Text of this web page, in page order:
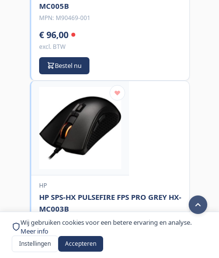
Wij gebruiken cookies voor een betere ervaring en analyse.
Meer info
Instellingen Accepteren
MC005B
MPN: M90469-001
€ 96,00
excl. BTW
Bestel nu
HP
HP SPS-HX PULSEFIRE FPS PRO GREY HX-
MC003B
MPN: M90466-001
€ 94,00
excl. BTW